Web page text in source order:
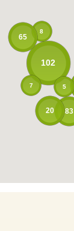
102
83
8
65
20
5
7